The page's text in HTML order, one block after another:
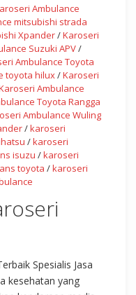
Ambulance
mitsubishi strada
Xpander/Karoseri
Suzuki APV/
Ambulance Toyota
toyota hilux/Karoseri
Ambulance
Toyota Rangga
Ambulance Wuling
/karoseri
/karoseri
isuzu /karoseri
toyota /karoseri
Spesialis Jasa
kesehatan yang